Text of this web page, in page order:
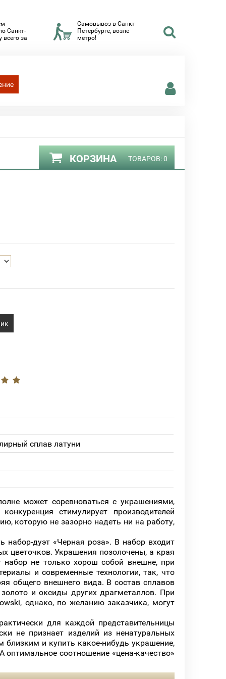
Самовывоз в Санкт-
Петербурге, возле
метро!
Санкт-
всего за
КОРЗИНА ТОВАРОВ:0
сплав латуни
может соревноваться с украшениями,
стимулирует производителей
которую не зазорно надеть ни на работу,
набор-дуэт «Черная роза». В набор входит
цветочков. Украшения позолочены, а края
не только хорош собой внешне, при
и современные технологии, так, что
общего внешнего вида. В состав сплавов
и оксиды других драгметаллов. При
однако, по желанию заказчика, могут
для каждой представительницы
не признает изделий из ненатуральных
близким и купить какое-нибудь украшение,
соотношение «цена-качество»